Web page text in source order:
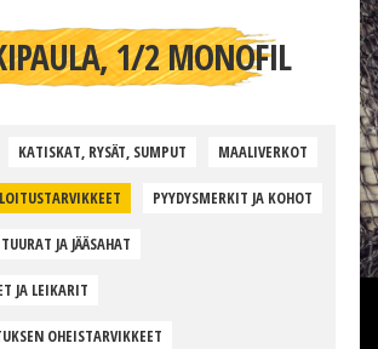
1/2 MONOFIL
KATISKAT, RYSÄT, SUMPUT MAALIVERKOT
PYYDYSMERKIT JA KOHOT
TUURAT JA JÄÄSAHAT
JA LEIKARIT
OHEISTARVIKKEET